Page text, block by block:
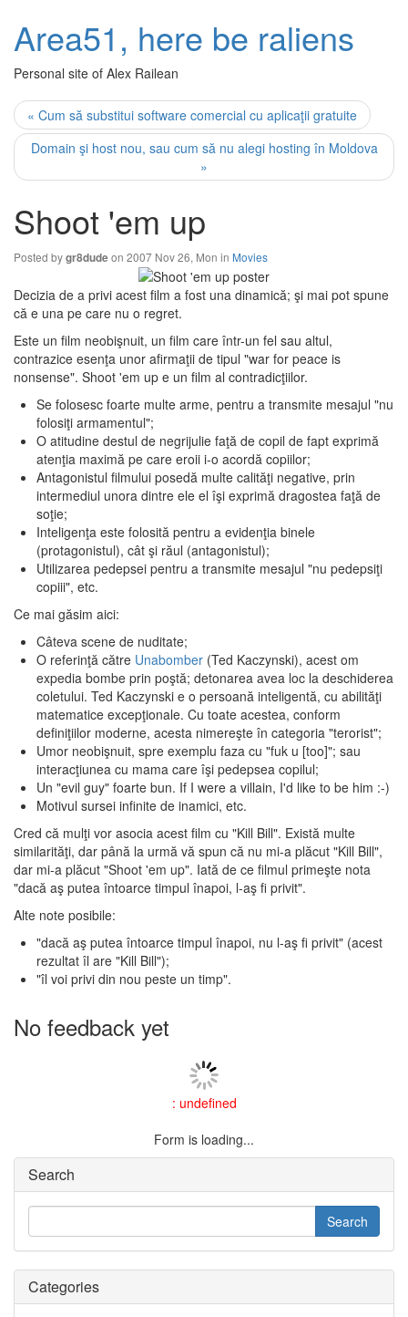
Area51, here be raliens
Personal site of Alex Railean
« Cum să substitui software comercial cu aplicaţii gratuite
Domain şi host nou, sau cum să nu alegi hosting în Moldova
»
Shoot 'em up
Posted bygr8dudeon 2007 Nov 26, Mon in Movies
Decizia de a privi acest film a fost una dinamică; şi mai pot spune
că e una pe care nu o regret.
Este un film neobişnuit, un film care într-un fel sau altul,
contrazice esenţa unor afirmaţii de tipul "war for peace is
nonsense". Shoot 'em up e un film al contradicţiilor.
Se folosesc foarte multe arme, pentru a transmite mesajul "nu
folosiţi armamentul";
O atitudine destul de negrijulie faţă de copil de fapt exprimă
atenţia maximă pe care eroii i-o acordă copiilor;
Antagonistul filmului posedă multe calităţi negative, prin
intermediul unora dintre ele el îşi exprimă dragostea faţă de
soţie;
Inteligenţa este folosită pentru a evidenţia binele
(protagonistul), cât şi răul (antagonistul);
Utilizarea pedepsei pentru a transmite mesajul "nu pedepsiţi
copiii", etc.
Ce mai găsim aici:
Câteva scene de nuditate;
O referinţă către Unabomber (Ted Kaczynski), acest om
expedia bombe prin poştă; detonarea avea loc la deschiderea
coletului. Ted Kaczynski e o persoană inteligentă, cu abilităţi
matematice excepţionale. Cu toate acestea, conform
definiţiilor moderne, acesta nimereşte în categoria "terorist";
Umor neobişnuit, spre exemplu faza cu "fuk u [too]"; sau
interacţiunea cu mama care îşi pedepsea copilul;
Un "evil guy" foarte bun. If I were a villain, I'd like to be him :-)
Motivul sursei infinite de inamici, etc.
Cred că mulţi vor asocia acest film cu "Kill Bill". Există multe
similarităţi, dar până la urmă vă spun că nu mi-a plăcut "Kill Bill",
dar mi-a plăcut "Shoot 'em up". Iată de ce filmul primeşte nota
"dacă aş putea întoarce timpul înapoi, l-aş fi privit".
Alte note posibile:
"dacă aş putea întoarce timpul înapoi, nu l-aş fi privit" (acest
rezultat îl are "Kill Bill");
"îl voi privi din nou peste un timp".
No feedback yet
: undefined
Form is loading...
Search
Categories